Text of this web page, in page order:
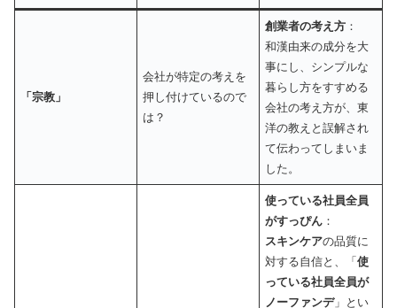
「宗教」
会社が特定の考えを
押し付けているので
は？
創業者の考え方 ：
和漢由来の成分を大
事にし、シンプルな
暮らし方をすすめる
会社の考え方が、東
洋の教えと誤解され
て伝わってしまいま
した。
使っている社員全員
がすっぴん ：
スキンケアの品質に
対する自信と、「使
っている社員全員が
ノーファンデ」とい